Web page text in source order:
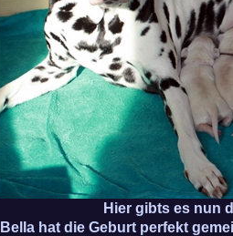
Hier gibts es nun
Bella hat die Geburt perfekt